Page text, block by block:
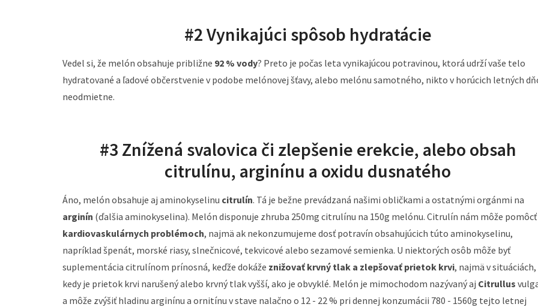
#2 Vynikajúci spôsob hydratácie
Vedel si, že melón obsahuje približne 92 % vody? Preto je počas leta vynikajúcou potravinou, ktorá udrží vaše telo
hydratované a ľadové občerstvenie v podobe melónovej šťavy, alebo melónu samotného, nikto v horúcich letných
neodmietne.
#3 Znížená svalovica či zlepšenie erekcie, alebo obsah
citrulínu, arginínu a oxidu dusnatého
Áno, melón obsahuje aj aminokyselinu citrulín. Tá je bežne prevádzaná našimi obličkami a ostatnými orgánmi na
arginín (ďalšia aminokyselina). Melón disponuje zhruba 250mg citrulínu na 150g melónu. Citrulín nám môže
kardiovaskulárnych problémoch, najmä ak nekonzumujeme dosť potravín obsahujúcich túto aminokyselinu,
napríklad špenát, morské riasy, slnečnicové, tekvicové alebo sezamové semienka. U niektorých osôb môže byť
suplementácia citrulínom prínosná, keďže dokáže znižovať krvný tlak a zlepšovať prietok krvi, najmä v situáciách,
kedy je prietok krvi narušený alebo krvný tlak vyšší, ako je obvyklé. Melón je mimochodom nazývaný aj Citrullus
a môže zvýšiť hladinu arginínu a ornitínu v stave nalačno o 12 - 22 % pri dennej konzumácii 780 - 1560g tejto letnej